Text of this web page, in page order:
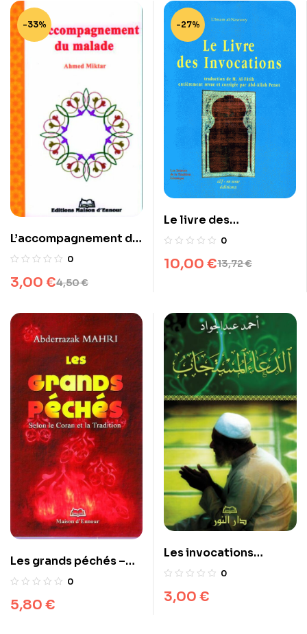
-33%
L’accompagnement du
malade
0
4,50€
3,00 €
-27%
Le livre des
invocations
0
13,72€
10,00 €
Les grands péchés –
Selon le Coran et la
0
5,80 €
Les invocations
exaucées (arabe)
0
3,00 €